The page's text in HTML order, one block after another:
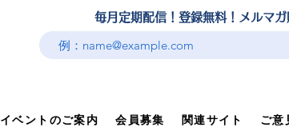
毎月定期配信！登録無料！メルマ
イベントのご案内 会員募集 関連サイト ご意